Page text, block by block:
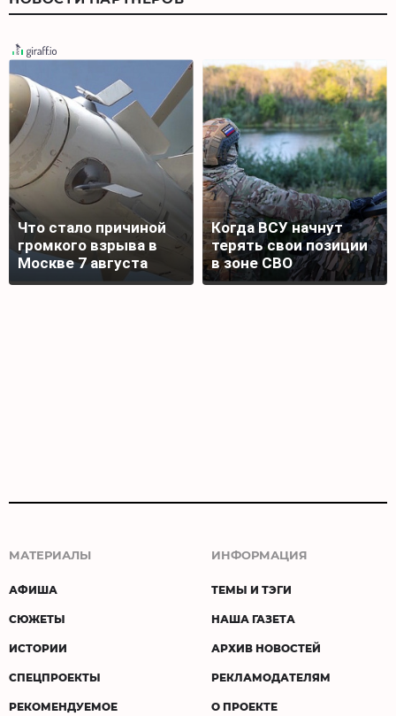
Что стало причиной
громкого взрыва в
Москве 7 августа
Когда ВСУ начнут
терять свои позиции
в зоне СВО
МАТЕРИАЛЫ
АФИША
СЮЖЕТЫ
ИСТОРИИ
СПЕЦПРОЕКТЫ
РЕКОМЕНДУЕМОЕ
ИНФОРМАЦИЯ
ТЕМЫ И ТЭГИ
НАША ГАЗЕТА
АРХИВ НОВОСТЕЙ
РЕКЛАМОДАТЕЛЯМ
О ПРОЕКТЕ